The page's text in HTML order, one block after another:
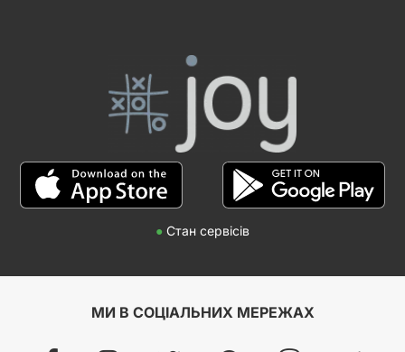
● Стан сервісів
МИ В СОЦІАЛЬНИХ МЕРЕЖАХ